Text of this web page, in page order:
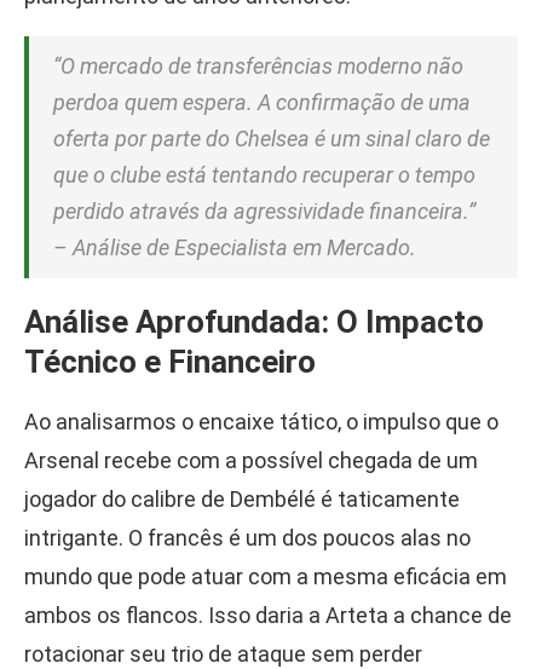
“O mercado de transferências moderno não
perdoa quem espera. A confirmação de uma
oferta por parte do Chelsea é um sinal claro de
que o clube está tentando recuperar o tempo
perdido através da agressividade financeira.”
– Análise de Especialista em Mercado.
Análise Aprofundada: O Impacto
Técnico e Financeiro
Ao analisarmos o encaixe tático, o impulso que o
Arsenal recebe com a possível chegada de um
jogador do calibre de Dembélé é taticamente
intrigante. O francês é um dos poucos alas no
mundo que pode atuar com a mesma eficácia em
ambos os flancos. Isso daria a Arteta a chance de
rotacionar seu trio de ataque sem perder